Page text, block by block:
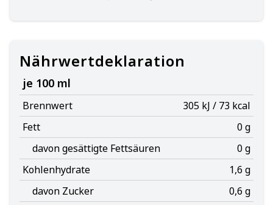
Nährwertdeklaration
je 100 ml
Brennwert
305 kJ / 73 kcal
Fett
0 g
davon gesättigte Fettsäuren
0 g
Kohlenhydrate
1,6 g
davon Zucker
0,6 g